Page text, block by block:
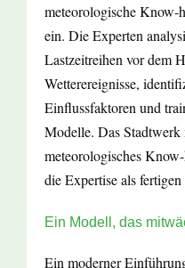
meteorologische Know-
ein. Die Experten
Lastzeitreihen vor dem
Wetterereignisse,
Einflussfaktoren und
Modelle. Das Stadtwerk
meteorologisches
die Expertise als
Ein Modell, das
Ein moderner